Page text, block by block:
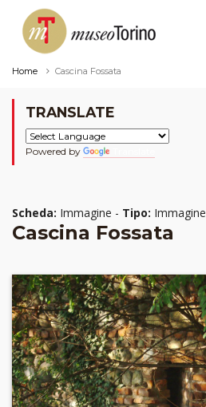
Home Cascina Fossata
TRANSLATE
Powered by
Scheda: Immagine - Tipo: Immagine
Cascina Fossata